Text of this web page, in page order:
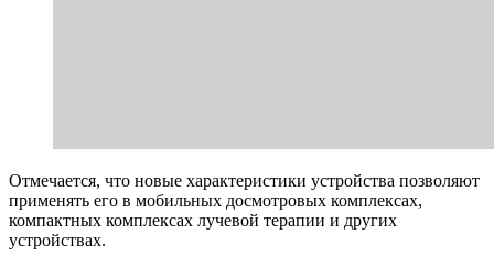
Отмечается, что новые характеристики устройства позволяют
применять его в мобильных досмотровых комплексах,
компактных комплексах лучевой терапии и других
устройствах.